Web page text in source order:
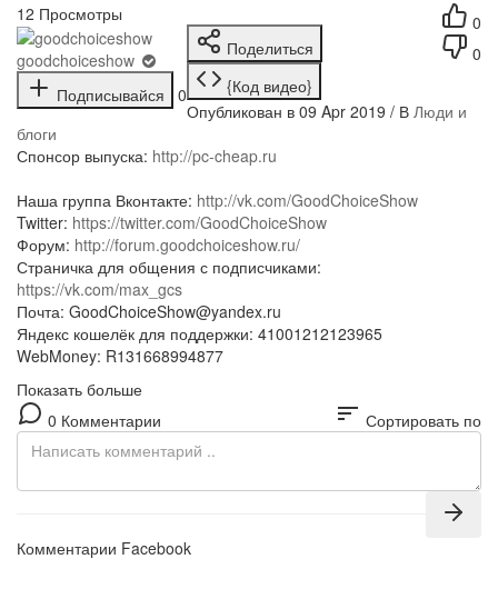
0
0
12 Просмотры
goodchoiceshow
Подписывайся
0
Поделиться
{Код видео}
Опубликован в 09 Apr 2019 / В Люди и
блоги
Спонсор выпуска: http://pc-cheap.ru
Наша группа Вконтакте: http://vk.com/GoodChoiceShow
Twitter: https://twitter.com/GoodChoiceShow
Форум: http://forum.goodchoiceshow.ru/
Страничка для общения с подписчиками:
https://vk.com/max_gcs
Почта: GoodChoiceShow@yandex.ru
Яндекс кошелёк для поддержки: 41001212123965
WebMoney: R131668994877
Показать больше
0 Комментарии
sort Сортировать по
Комментарии Facebook